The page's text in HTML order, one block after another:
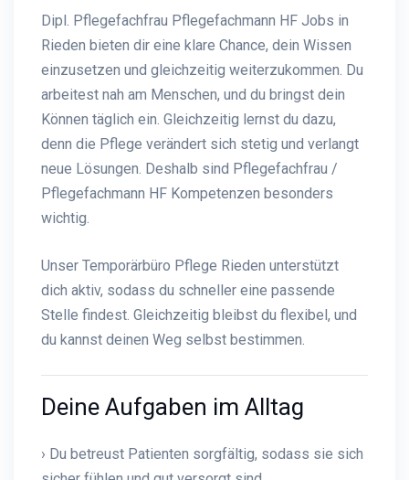
Dipl. Pflegefachfrau Pflegefachmann HF Jobs in
Rieden bieten dir eine klare Chance, dein Wissen
einzusetzen und gleichzeitig weiterzukommen. Du
arbeitest nah am Menschen, und du bringst dein
Können täglich ein. Gleichzeitig lernst du dazu,
denn die Pflege verändert sich stetig und verlangt
neue Lösungen. Deshalb sind Pflegefachfrau /
Pflegefachmann HF Kompetenzen besonders
wichtig.
Unser Temporärbüro Pflege Rieden unterstützt
dich aktiv, sodass du schneller eine passende
Stelle findest. Gleichzeitig bleibst du flexibel, und
du kannst deinen Weg selbst bestimmen.
Deine Aufgaben im Alltag
› Du betreust Patienten sorgfältig, sodass sie sich